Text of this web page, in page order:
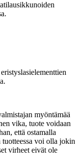
myöntämää
vika, tuote voidaan
että ostamalla
tuotteessa voi olla jokin
virheet eivät ole